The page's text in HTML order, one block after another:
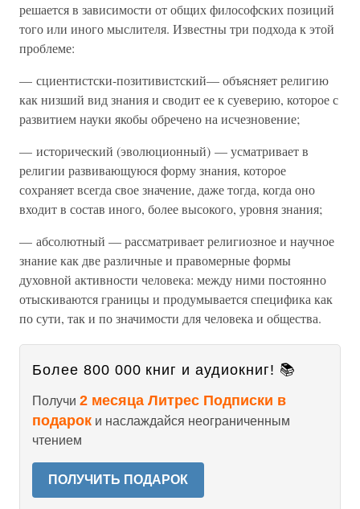
решается в зависимости от общих философских позиций
того или иного мыслителя. Известны три подхода к этой
проблеме:
— сциентистски-позитивистский— объясняет религию
как низший вид знания и сводит ее к суеверию, которое с
развитием науки якобы обречено на исчезновение;
— исторический (эволюционный) — усматривает в
религии развивающуюся форму знания, которое
сохраняет всегда свое значение, даже тогда, когда оно
входит в состав иного, более высокого, уровня знания;
— абсолютный — рассматривает религиозное и научное
знание как две различные и правомерные формы
духовной активности человека: между ними постоянно
отыскиваются границы и продумывается специфика как
по сути, так и по значимости для человека и общества.
Более 800 000 книг и аудиокниг! 📚
Получи 2 месяца Литрес Подписки в
подарок и наслаждайся неограниченным
чтением
ПОЛУЧИТЬ ПОДАРОК